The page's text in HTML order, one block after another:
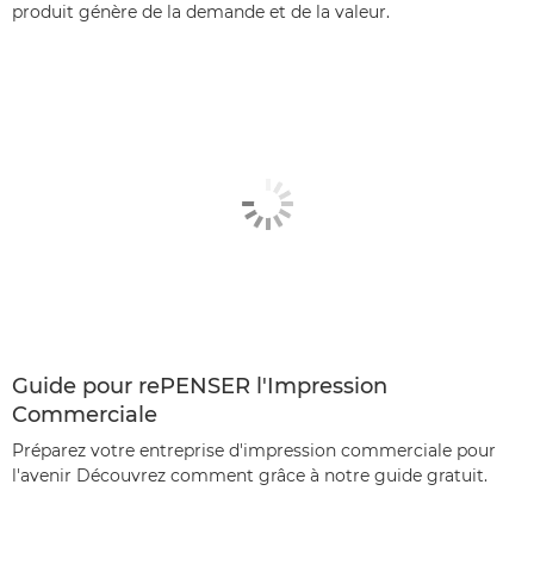
produit génère de la demande et de la valeur.
Guide pour rePENSER l'Impression
Commerciale
Préparez votre entreprise d'impression commerciale pour
l'avenir Découvrez comment grâce à notre guide gratuit.